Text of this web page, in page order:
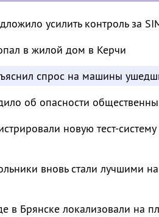
усилить контроль за
в жилой дом в Керчи
спрос на машины
об опасности
новую тест-
вновь стали лучшими
в Брянске локализовали на